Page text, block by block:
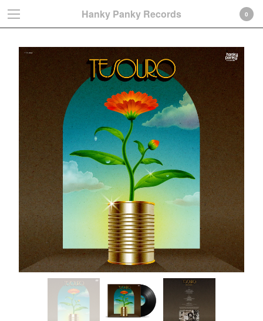
Cart 0,00
€
0
Products
Search…
Albums
LP
CD-Gatefold card sleeve
CD
Book-Libro
0
Hanky Panky Records